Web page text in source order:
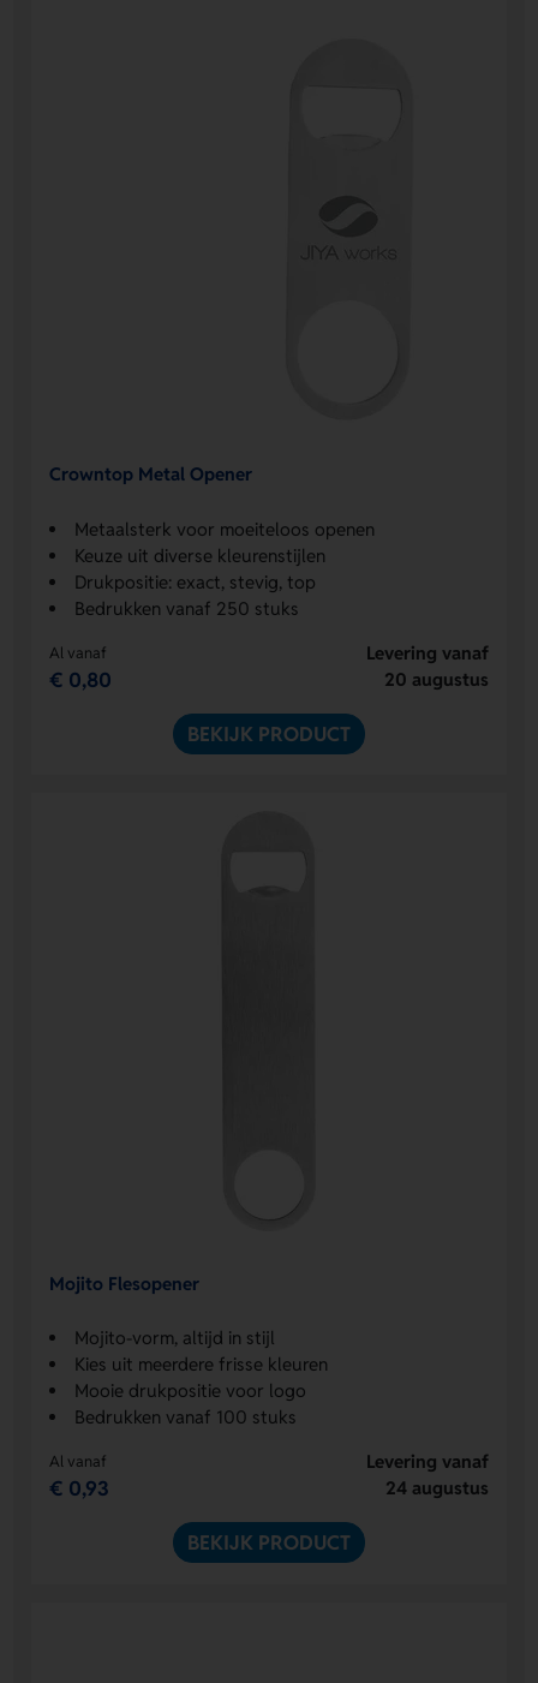
Crowntop Metal Opener
Metaalsterk voor moeiteloos openen
Keuze uit diverse kleurenstijlen
Drukpositie: exact, stevig, top
Bedrukken vanaf 250 stuks
Al vanaf
€ 0,80
Levering vanaf
20 augustus
BEKIJK PRODUCT
Mojito Flesopener
Mojito-vorm, altijd in stijl
Kies uit meerdere frisse kleuren
Mooie drukpositie voor logo
Bedrukken vanaf 100 stuks
Al vanaf
€ 0,93
Levering vanaf
24 augustus
BEKIJK PRODUCT